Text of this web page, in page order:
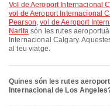
vol de Aeroport Internacional
vol de Aeroport Internacional
Pearson,vol de Aeroport
Naritasón les rutes
Internacional Calgary.
al teu viatge.
Quines són les rutes
Internacional de Los